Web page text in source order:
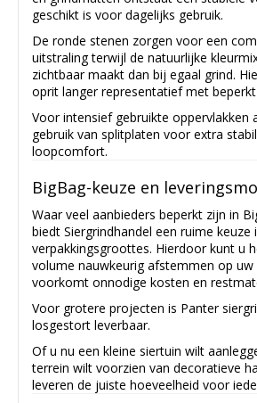
geschikt is voor dagelijks gebruik.
De ronde stenen zorgen voor een
uitstraling terwijl de natuurlijke
zichtbaar maakt dan bij egaal grind.
oprit langer representatief met
Voor intensief gebruikte oppervlakken
gebruik van splitplaten voor extra
loopcomfort.
BigBag-keuze en
Waar veel aanbieders beperkt zijn in
biedt Siergrindhandel een ruime keuze
verpakkingsgroottes. Hierdoor kunt u
volume nauwkeurig afstemmen op
voorkomt onnodige kosten en
Voor grotere projecten is Panter
losgestort leverbaar.
Of u nu een kleine siertuin wilt
terrein wilt voorzien van decoratieve
leveren de juiste hoeveelheid voor